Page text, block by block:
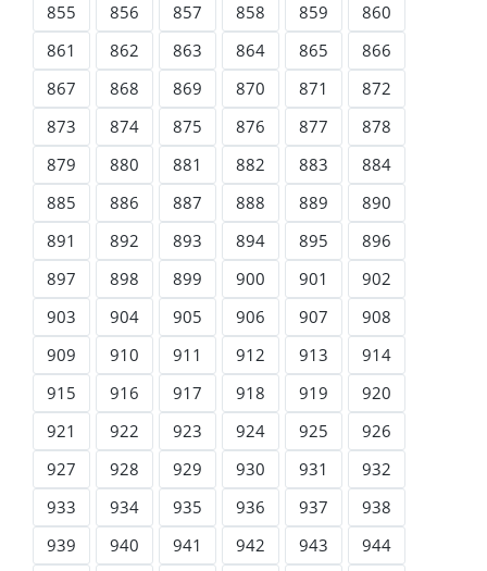
855
856 857 858 859
860
861
862 863 864 865
866
867
868 869 870 871
872
873
874 875 876 877
878
879
880 881 882 883
884
885
886 887 888 889
890
891
892 893 894 895
896
897
898 899 900 901
902
903
904 905 906 907
908
909
910 911 912 913
914
915
916 917 918 919
920
921
922 923 924 925
926
927
928 929 930 931
932
933
934 935 936 937
938
939
940 941 942 943
944